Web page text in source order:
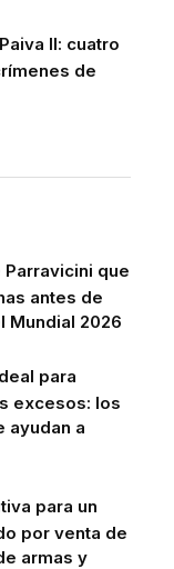
II: cuatro
de
que
antes de
Mundial 2026
para
excesos: los
ayudan a
para un
por venta de
armas y